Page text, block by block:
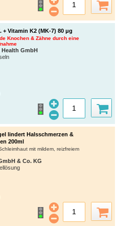
+ Vitamin K2 (MK-7) 80 μg
Knochen & Zähne durch eine
GmbH
lindert Halsschmerzen &
200ml
mit mildem, reizfreiem
& Co. KG